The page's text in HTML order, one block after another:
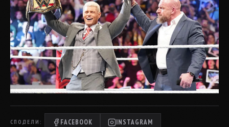
СПОДЕЛИ: FACEBOOK INSTAGRAM